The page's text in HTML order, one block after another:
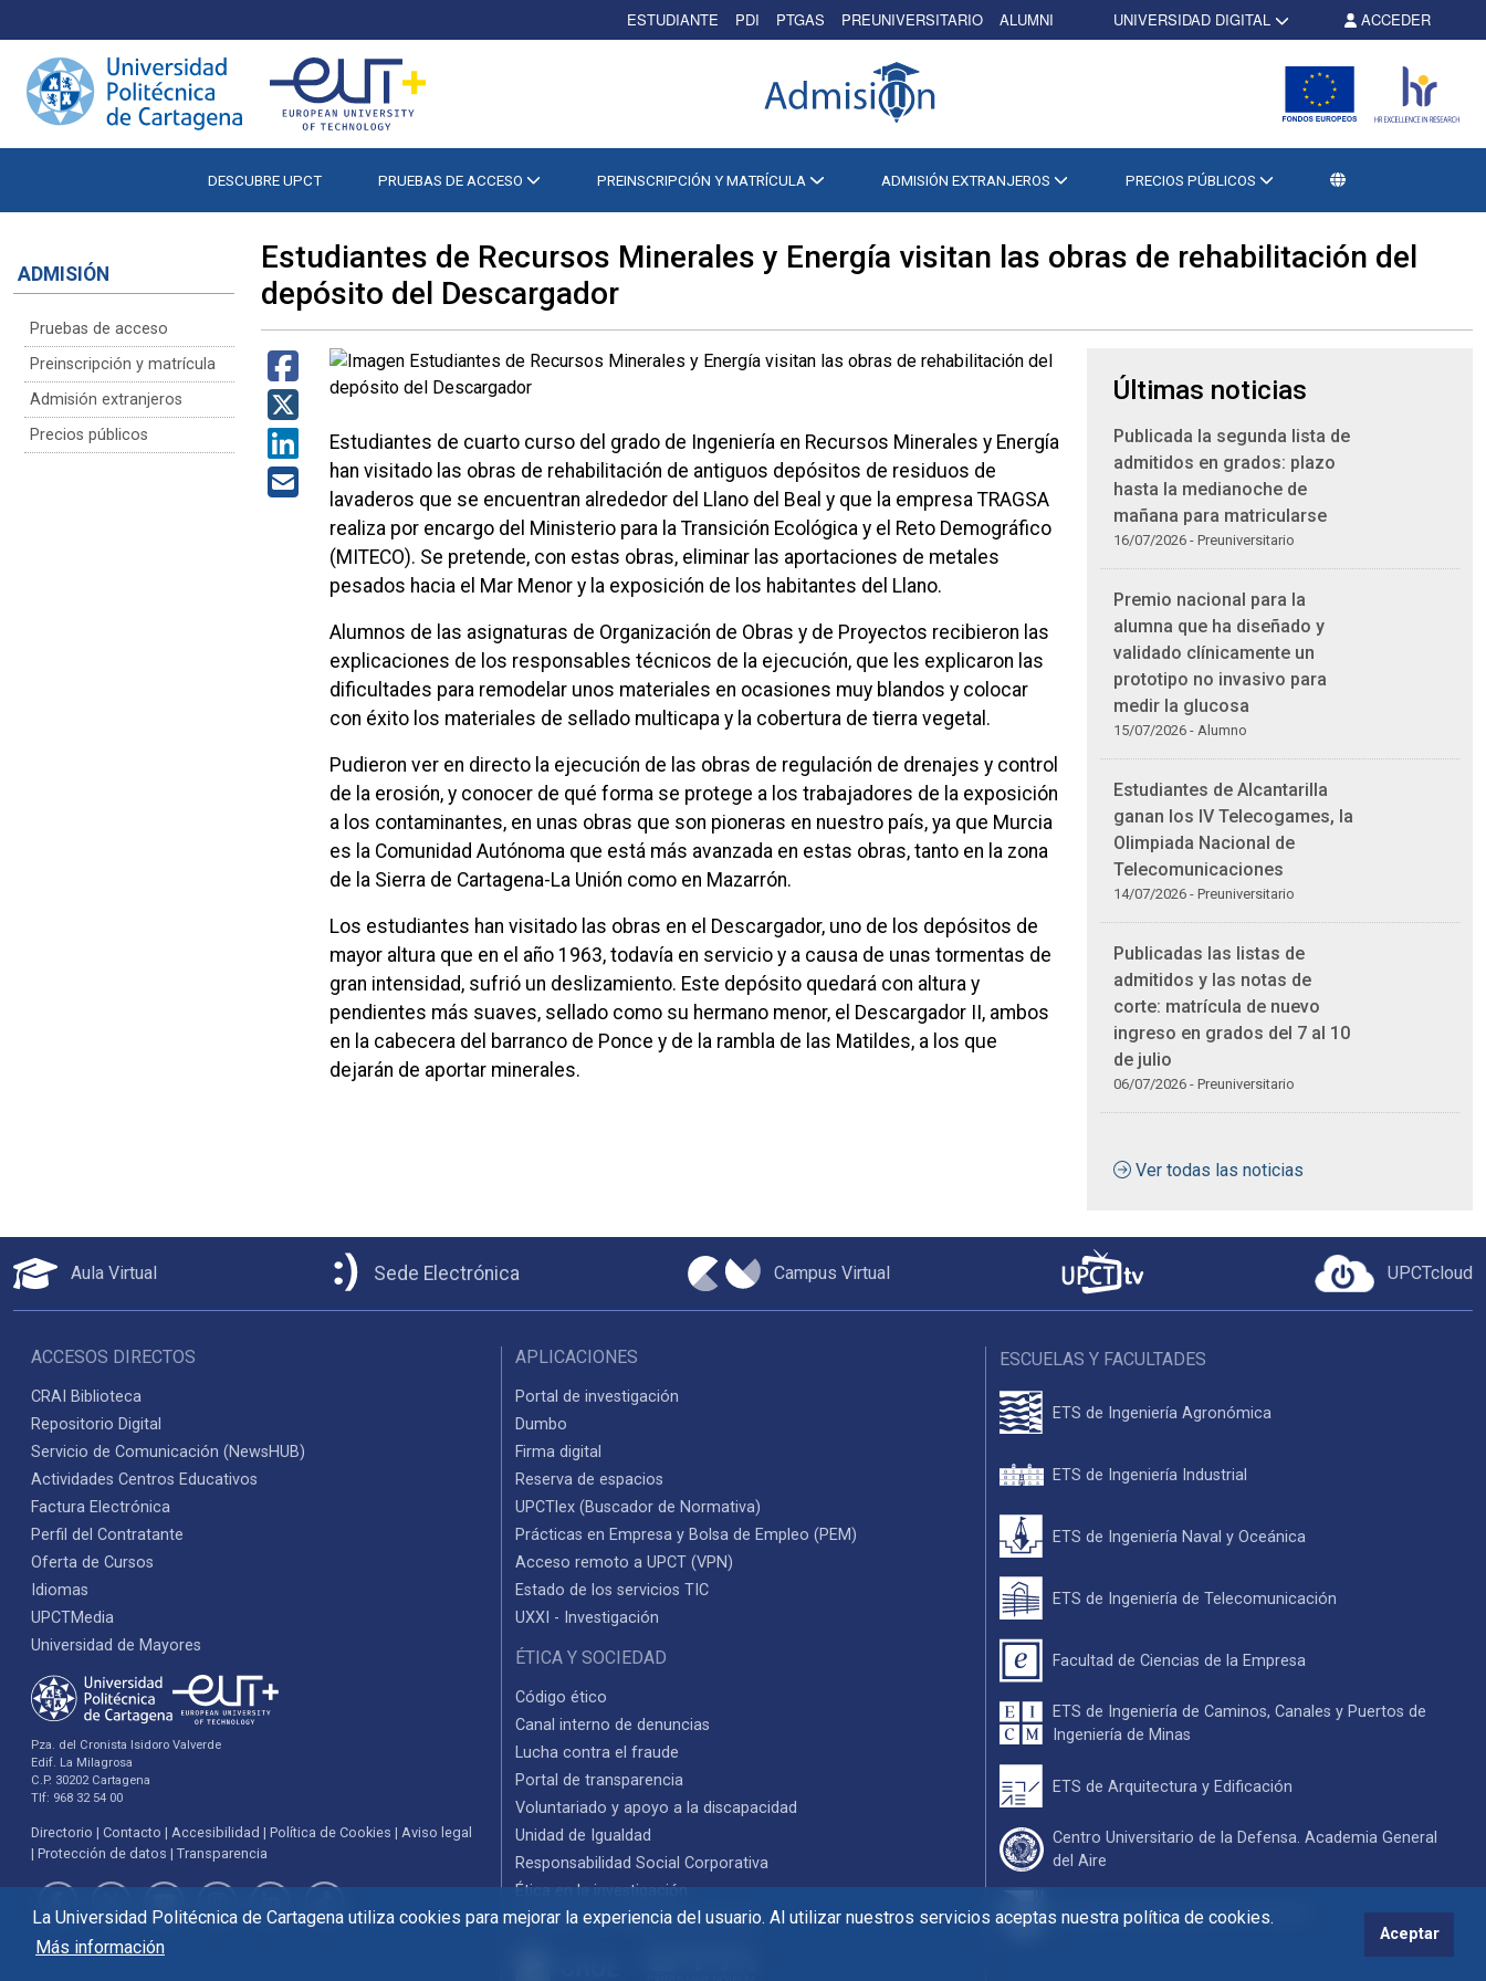
La Universidad Politécnica de Cartagena utiliza cookies para mejorar la experiencia del usuario. Al utilizar nuestros servicios aceptas nuestra política de cookies.
Más información
Aceptar
ESTUDIANTE PDI PTGAS PREUNIVERSITARIO ALUMNI UNIVERSIDAD DIGITAL ACCEDER
DESCUBRE UPCT PRUEBAS DE ACCESO PREINSCRIPCIÓN Y MATRÍCULA ADMISIÓN EXTRANJEROS PRECIOS PÚBLICOS
ADMISIÓN
Pruebas de acceso
Preinscripción y matrícula
Admisión extranjeros
Precios públicos
Estudiantes de Recursos Minerales y Energía visitan las obras de rehabilitación del
depósito del Descargador
Estudiantes de cuarto curso del grado de Ingeniería en Recursos Minerales y Energía
han visitado las obras de rehabilitación de antiguos depósitos de residuos de
lavaderos que se encuentran alrededor del Llano del Beal y que la empresa TRAGSA
realiza por encargo del Ministerio para la Transición Ecológica y el Reto Demográfico
(MITECO). Se pretende, con estas obras, eliminar las aportaciones de metales
pesados hacia el Mar Menor y la exposición de los habitantes del Llano.
Alumnos de las asignaturas de Organización de Obras y de Proyectos recibieron las
explicaciones de los responsables técnicos de la ejecución, que les explicaron las
dificultades para remodelar unos materiales en ocasiones muy blandos y colocar
con éxito los materiales de sellado multicapa y la cobertura de tierra vegetal.
Pudieron ver en directo la ejecución de las obras de regulación de drenajes y control
de la erosión, y conocer de qué forma se protege a los trabajadores de la exposición
a los contaminantes, en unas obras que son pioneras en nuestro país, ya que Murcia
es la Comunidad Autónoma que está más avanzada en estas obras, tanto en la zona
de la Sierra de Cartagena-La Unión como en Mazarrón.
Los estudiantes han visitado las obras en el Descargador, uno de los depósitos de
mayor altura que en el año 1963, todavía en servicio y a causa de unas tormentas de
gran intensidad, sufrió un deslizamiento. Este depósito quedará con altura y
pendientes más suaves, sellado como su hermano menor, el Descargador II, ambos
en la cabecera del barranco de Ponce y de la rambla de las Matildes, a los que
dejarán de aportar minerales.
Últimas noticias
Publicada la segunda lista de
admitidos en grados: plazo
hasta la medianoche de
mañana para matricularse
16/07/2026 - Preuniversitario
Premio nacional para la
alumna que ha diseñado y
validado clínicamente un
prototipo no invasivo para
medir la glucosa
15/07/2026 - Alumno
Estudiantes de Alcantarilla
ganan los IV Telecogames, la
Olimpiada Nacional de
Telecomunicaciones
14/07/2026 - Preuniversitario
Publicadas las listas de
admitidos y las notas de
corte: matrícula de nuevo
ingreso en grados del 7 al 10
de julio
06/07/2026 - Preuniversitario
Ver todas las noticias
Aula Virtual Sede Electrónica Campus Virtual UPCTcloud
ACCESOS DIRECTOS
CRAI Biblioteca
Repositorio Digital
Servicio de Comunicación (NewsHUB)
Actividades Centros Educativos
Factura Electrónica
Perfil del Contratante
Oferta de Cursos
Idiomas
UPCTMedia
Universidad de Mayores
Pza. del Cronista Isidoro Valverde
Edif. La Milagrosa
C.P. 30202 Cartagena
Tlf: 968 32 54 00
Directorio Contacto Accesibilidad Política de Cookies
Aviso legal
Protección de datos
Transparencia
APLICACIONES
Portal de investigación
Dumbo
Firma digital
Reserva de espacios
UPCTlex (Buscador de Normativa)
Prácticas en Empresa y Bolsa de Empleo (PEM)
Acceso remoto a UPCT (VPN)
Estado de los servicios TIC
UXXI - Investigación
ÉTICA Y SOCIEDAD
Código ético
Canal interno de denuncias
Lucha contra el fraude
Portal de transparencia
Voluntariado y apoyo a la discapacidad
Unidad de Igualdad
Responsabilidad Social Corporativa
Ética en la investigación
Informes de rendición de cuentas
ESCUELAS Y FACULTADES
ETS de Ingeniería Agronómica
ETS de Ingeniería Industrial
ETS de Ingeniería Naval y Oceánica
ETS de Ingeniería de Telecomunicación
Facultad de Ciencias de la Empresa
ETS de Ingeniería de Caminos, Canales y Puertos de
Ingeniería de Minas
ETS de Arquitectura y Edificación
Centro Universitario de la Defensa. Academia General
del Aire
Escuela Internacional de Doctorado